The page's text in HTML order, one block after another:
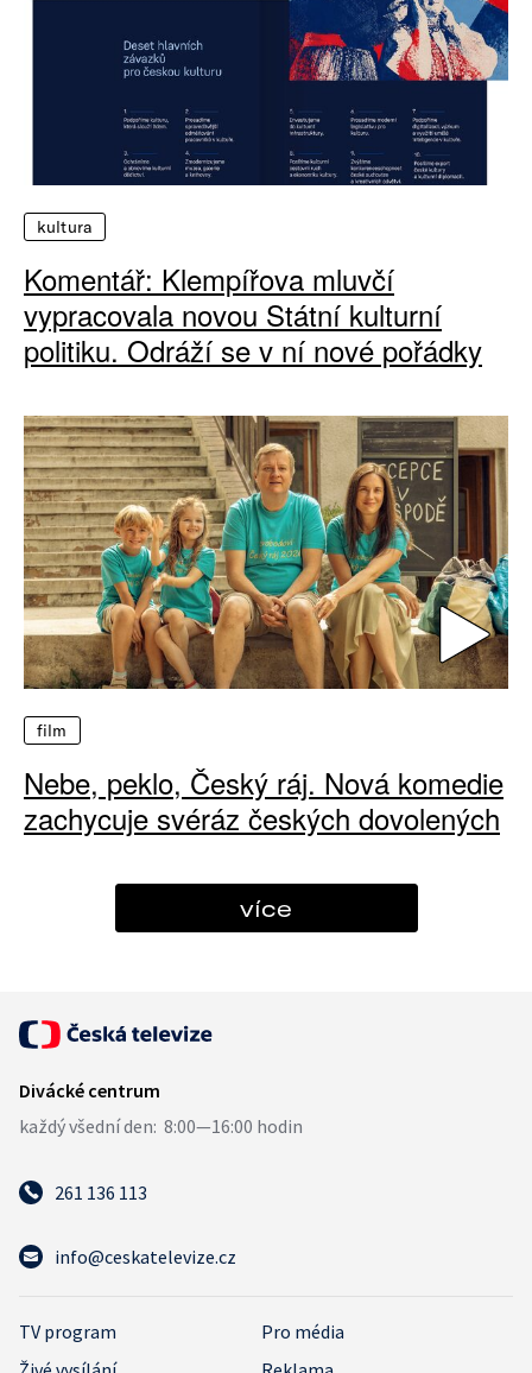
kultura
Komentář: Klempířova mluvčí
vypracovala novou Státní kulturní
politiku. Odráží se v ní nové pořádky
film
Nebe, peklo, Český ráj. Nová komedie
zachycuje svéráz českých dovolených
více
261 136 113
info@ceskatelevize.cz
TV program
Pro média